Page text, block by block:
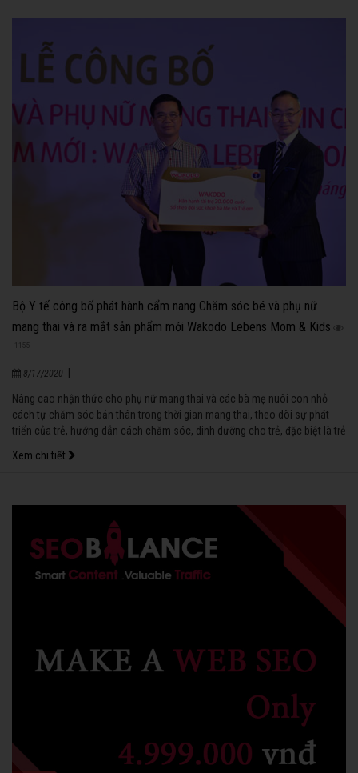
Bộ Y tế công bố phát hành cẩm nang Chăm sóc bé và phụ nữ
mang thai và ra mắt sản phẩm mới Wakodo Lebens Mom & Kids
8/17/2020
Nâng cao nhận thức cho phụ nữ mang thai và các bà mẹ nuôi con nhỏ
cách tự chăm sóc bản thân trong thời gian mang thai, theo dõi sự phát
triển của trẻ, hướng dẫn cách chăm sóc, dinh dưỡng cho trẻ, đặc biệt là trẻ
mạnh, thông minh. Đó cũng chính là nội dung chính của cuốn cẩm nang
Xem chi tiết